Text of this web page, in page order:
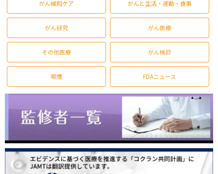
がん緩和ケア がんと生活・運動・食事
がん研究 がん医療
その他医療 がん検診
喫煙 FDAニュース